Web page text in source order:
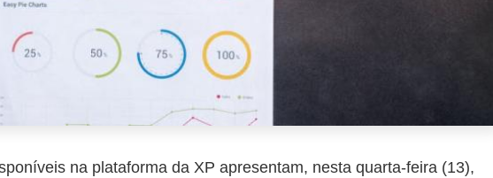
na plataforma da XP apresentam, nesta quarta-feira (13),